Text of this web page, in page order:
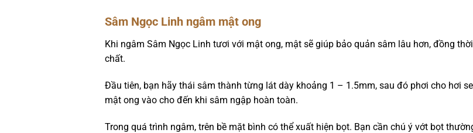
Sâm Ngọc Linh ngâm mật ong
Khi ngâm Sâm Ngọc Linh tươi với mật ong, mật sẽ giúp bảo quản sâm lâu hơn, đồng
chất.
Đầu tiên, bạn hãy thái sâm thành từng lát dày khoảng 1 – 1.5mm, sau đó phơi cho hơi
mật ong vào cho đến khi sâm ngập hoàn toàn.
Trong quá trình ngâm, trên bề mặt bình có thể xuất hiện bọt. Bạn cần chú ý vớt bọt